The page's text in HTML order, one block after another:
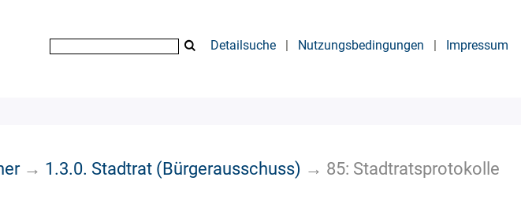
Detailsuche | Nutzungsbedingungen | Impressum
→ 1.3.0. Stadtrat (Bürgerausschuss) → 85: Stadtratsprotokolle